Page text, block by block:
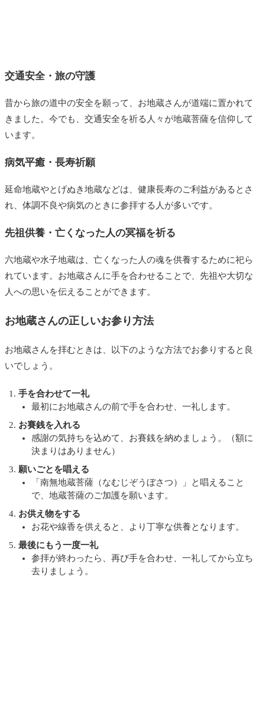
交通安全・旅の守護
昔から旅の道中の安全を願って、お地蔵さんが道端に置かれて
きました。今でも、交通安全を祈る人々が地蔵菩薩を信仰して
います。
病気平癒・長寿祈願
延命地蔵やとげぬき地蔵などは、健康長寿のご利益があるとさ
れ、体調不良や病気のときに参拝する人が多いです。
先祖供養・亡くなった人の冥福を祈る
六地蔵や水子地蔵は、亡くなった人の魂を供養するために祀ら
れています。お地蔵さんに手を合わせることで、先祖や大切な
人への思いを伝えることができます。
お地蔵さんの正しいお参り方法
お地蔵さんを拝むときは、以下のような方法でお参りすると良
いでしょう。
手を合わせて一礼
最初にお地蔵さんの前で手を合わせ、一礼します。
お賽銭を入れる
感謝の気持ちを込めて、お賽銭を納めましょう。（額に
決まりはありません）
願いごとを唱える
「南無地蔵菩薩（なむじぞうぼさつ）」と唱えること
で、地蔵菩薩のご加護を願います。
お供え物をする
お花や線香を供えると、より丁寧な供養となります。
最後にもう一度一礼
参拝が終わったら、再び手を合わせ、一礼してから立ち
去りましょう。